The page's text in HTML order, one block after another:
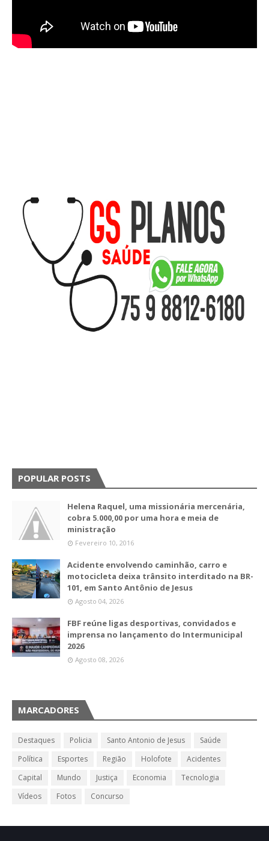
POPULAR POSTS
Helena Raquel, uma missionária mercenária,
cobra 5.000,00 por uma hora e meia de
ministração
Fevereiro 10, 2016
Acidente envolvendo caminhão, carro e
motocicleta deixa trânsito interditado na BR-
101, em Santo Antônio de Jesus
Agosto 04, 2026
FBF reúne ligas desportivas, convidados e
imprensa no lançamento do Intermunicipal
2026
Agosto 08, 2026
MARCADORES
Destaques Policia Santo Antonio de Jesus
Saúde
Política
Esportes Região Holofote
Acidentes
Capital
Mundo Justiça Economia
Tecnologia
Vídeos
Fotos Concurso